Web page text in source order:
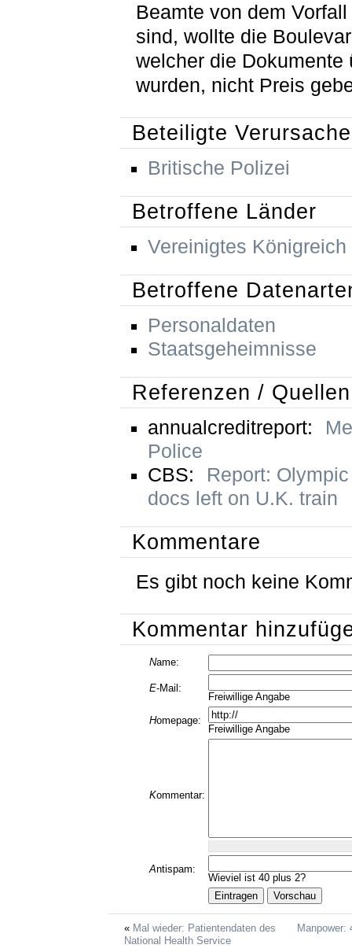
Beamte von dem
sind, wollte die
welcher die Dokumente
wurden, nicht Preis
Beteiligte
Britische Polizei
Betroffene Länder
Vereinigtes Königreich
Betroffene
Personaldaten
Staatsgeheimnisse
Referenzen / Quellen
annualcreditreport:
Police
CBS:
Report:
docs left on U.K. train
Kommentare
Es gibt noch keine
Kommentar
Name:
E-Mail:
Freiwillige Angabe
Homepage:
Freiwillige Angabe
Kommentar:
Antispam:
Wieviel ist 40 plus 2?
Manpower:
Mal wieder: Patientendaten des
National Health Service